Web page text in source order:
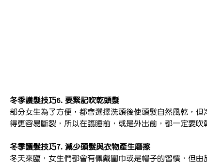
冬季護髮技巧6. 要緊記吹乾頭髮
部分女生為了方便，都會選擇洗頭後使頭髮自然風乾，
得更容易斷裂，所以在臨睡前，或是外出前，都一定要吹
冬季護髮技巧7. 減少頭髮與衣物產生磨擦
冬天來臨，女生們都會有佩戴圍巾或是帽子的習慣，但